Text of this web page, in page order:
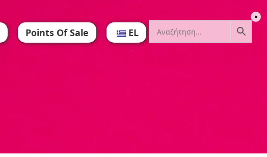
Points Of Sale EL